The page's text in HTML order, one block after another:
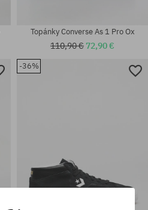
Dostupné veľkosti:
Topánky Converse As 1 Pro Ox
110,90 € 72,90 €
-36%